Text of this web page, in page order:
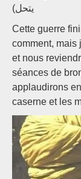
يتحل)
Cette guerre
comment, mais
et nous
séances de
applaudirons
caserne et les